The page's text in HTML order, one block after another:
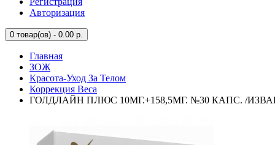
Авторизация
0 товар(ов) - 0.00 р.
Главная
ЗОЖ
Красота-Уход За Телом
Коррекция Веса
ГОЛДЛАЙН ПЛЮС 10МГ.+158,5МГ. №30 КАПС. /